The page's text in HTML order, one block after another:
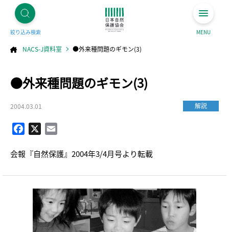
絞り込み検索 MENU
NACS-J資料室 ●外来種問題のギモン(3)
●外来種問題のギモン(3)
2004.03.01 解説
Facebook
会報『自然保護』2004年3/4月号より転載